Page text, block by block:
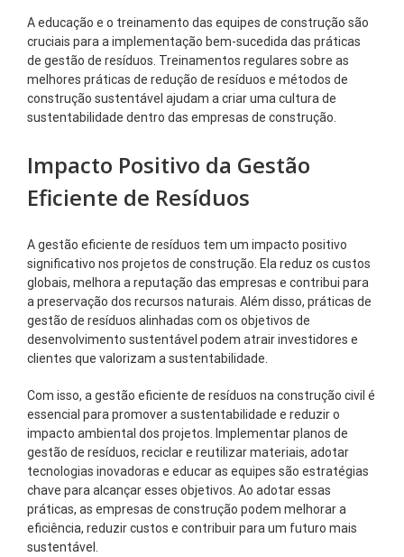
A educação e o treinamento das equipes de construção são
cruciais para a implementação bem-sucedida das práticas
de gestão de resíduos. Treinamentos regulares sobre as
melhores práticas de redução de resíduos e métodos de
construção sustentável ajudam a criar uma cultura de
sustentabilidade dentro das empresas de construção.
Impacto Positivo da Gestão
Eficiente de Resíduos
A gestão eficiente de resíduos tem um impacto positivo
significativo nos projetos de construção. Ela reduz os custos
globais, melhora a reputação das empresas e contribui para
a preservação dos recursos naturais. Além disso, práticas de
gestão de resíduos alinhadas com os objetivos de
desenvolvimento sustentável podem atrair investidores e
clientes que valorizam a sustentabilidade.
Com isso, a gestão eficiente de resíduos na construção civil é
essencial para promover a sustentabilidade e reduzir o
impacto ambiental dos projetos. Implementar planos de
gestão de resíduos, reciclar e reutilizar materiais, adotar
tecnologias inovadoras e educar as equipes são estratégias
chave para alcançar esses objetivos. Ao adotar essas
práticas, as empresas de construção podem melhorar a
eficiência, reduzir custos e contribuir para um futuro mais
sustentável.